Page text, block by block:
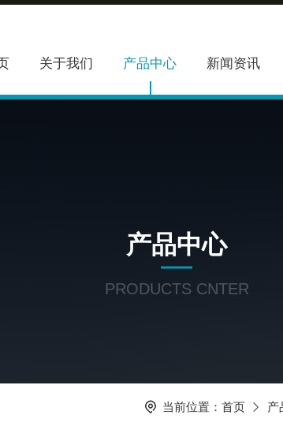
关于我们 产品中心 新闻资讯
产品中心
PRODUCTS CNTER
当前位置： 首页 产